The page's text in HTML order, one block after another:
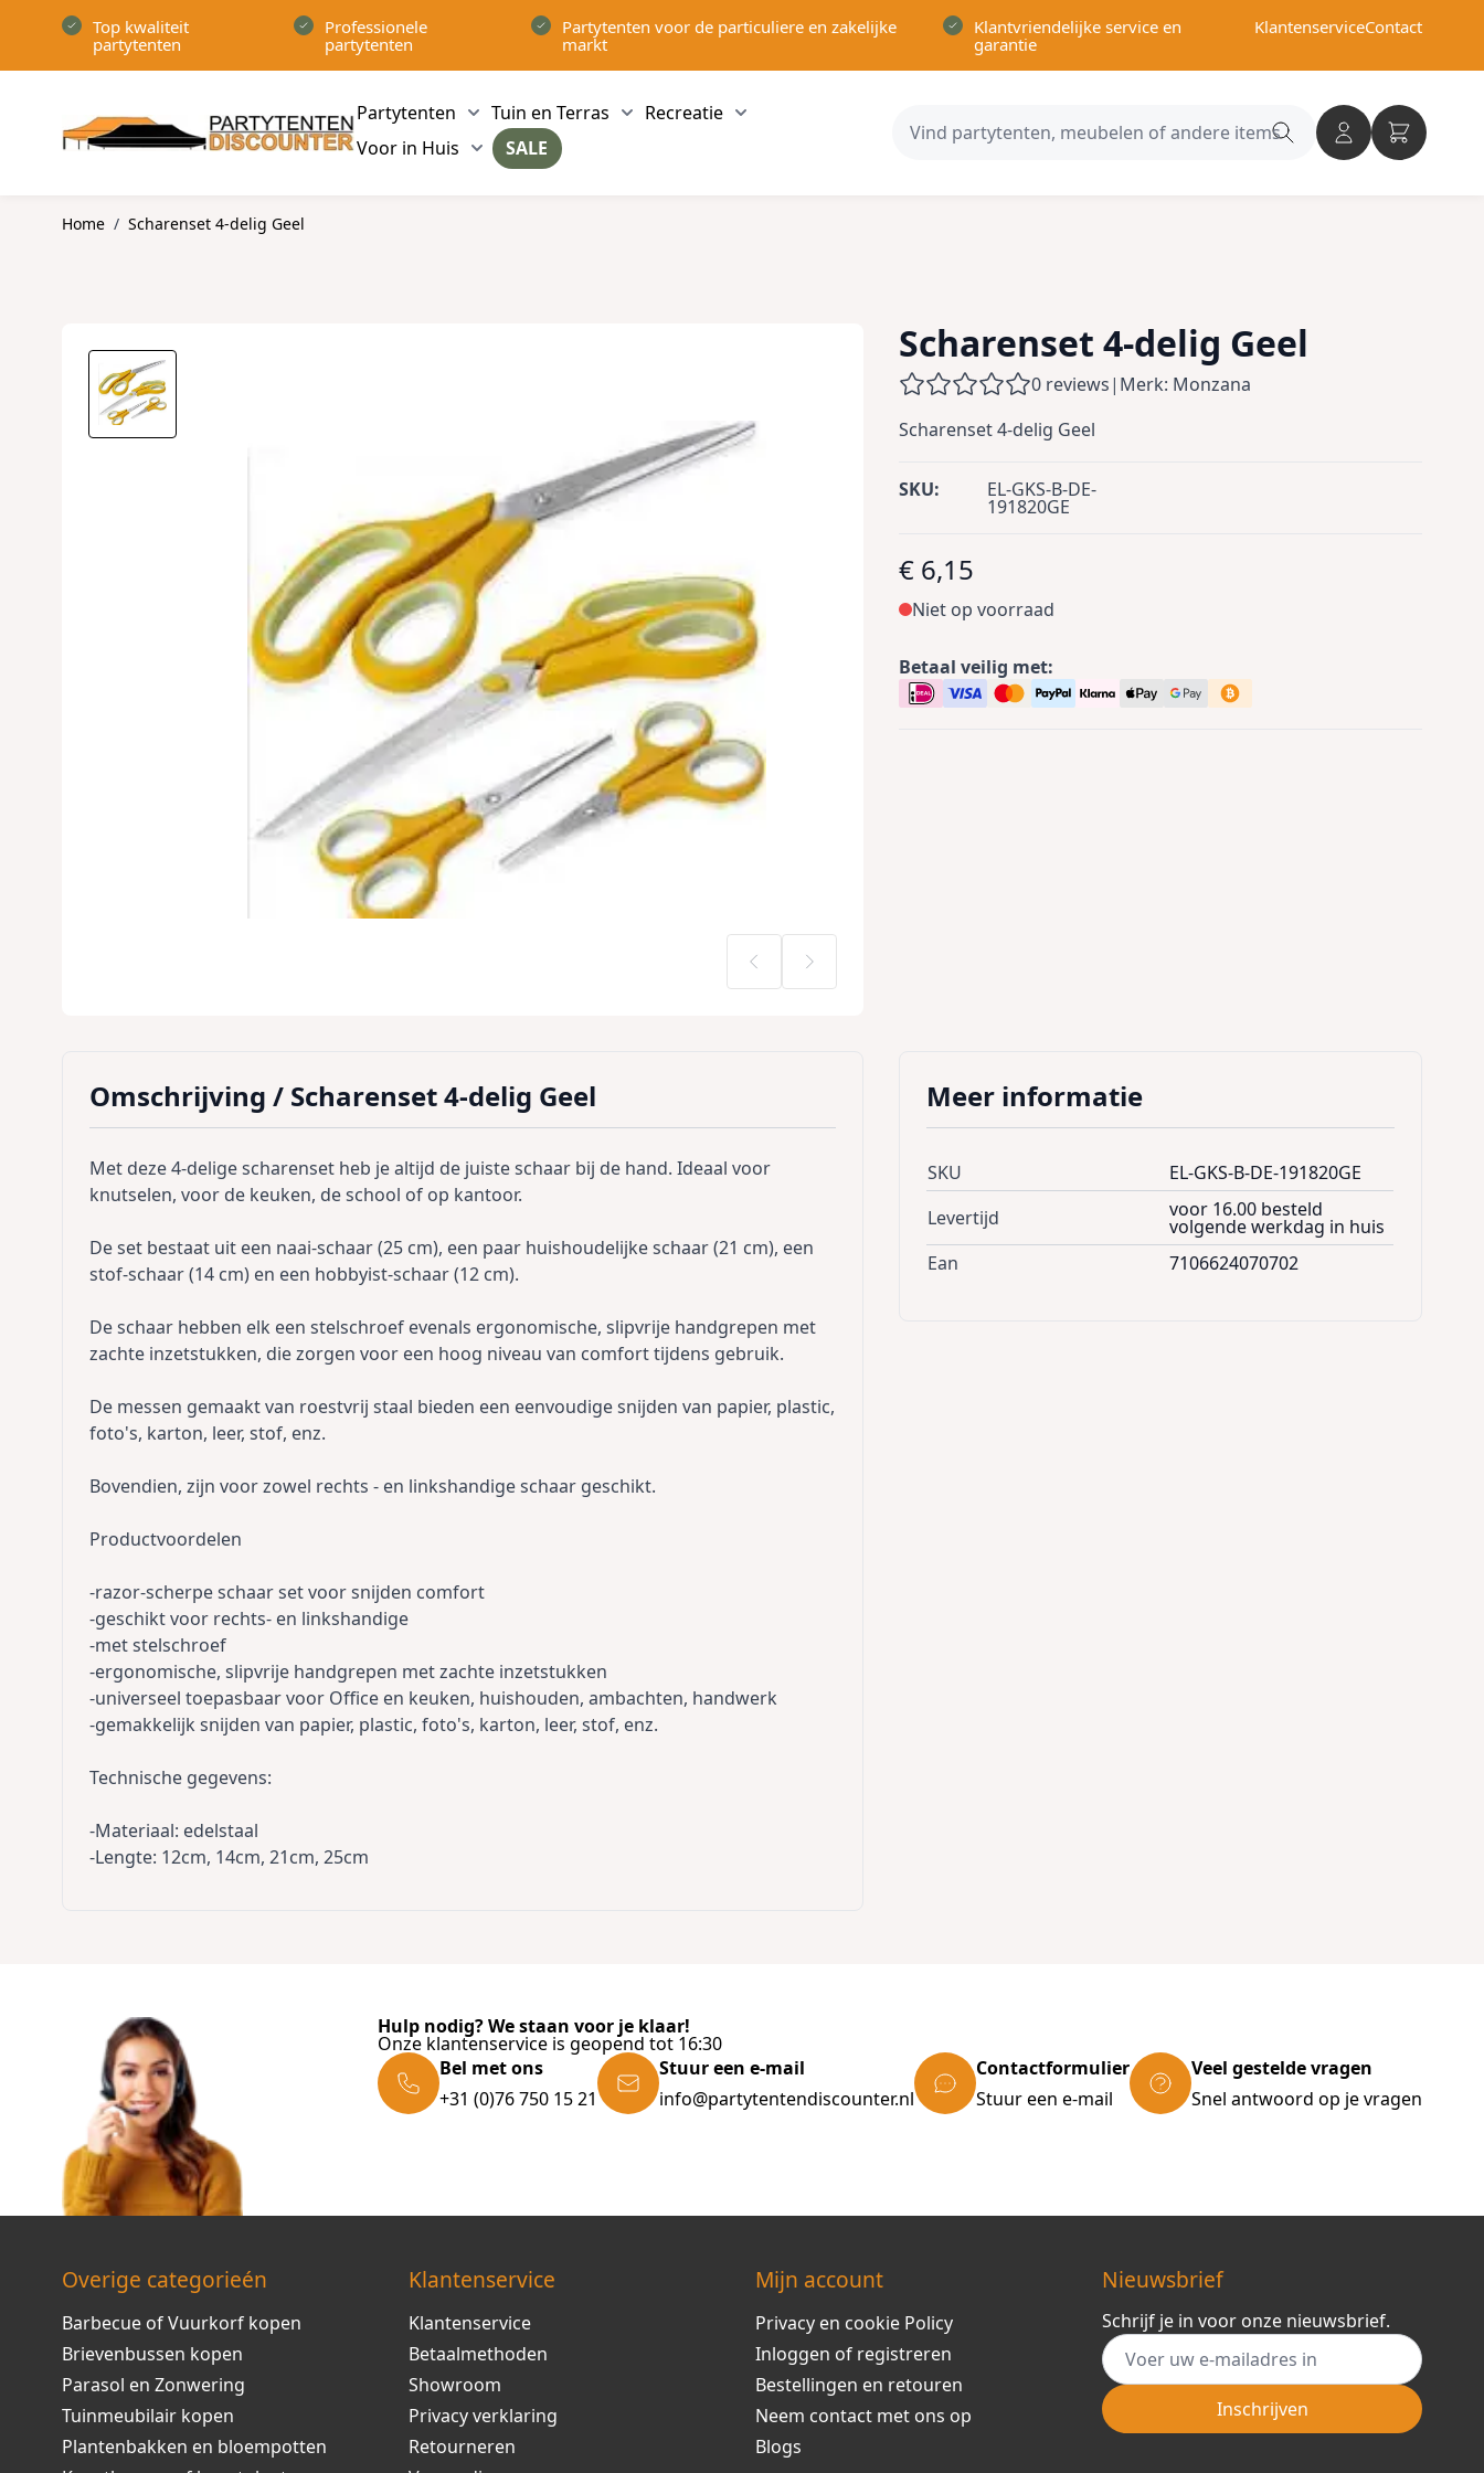
Top kwaliteit
partytenten
Professionele
partytenten
Partytenten voor de particuliere en zakelijke
markt
Klantvriendelijke service en
garantie
KlantenserviceContact
Partytenten
Show submenu for Partytenten category
Tuin en Terras
Show submenu for Tuin en Terras category
Recreatie
Show submenu for Recreatie category
Voor in Huis
Show submenu for Voor in Huis category
SALE
Search
Home / Scharenset 4-delig Geel
Scharenset 4-delig Geel
0 reviews| Merk: Monzana
Scharenset 4-delig Geel
SKU: EL-GKS-B-DE-
191820GE
€ 6,15
Niet op voorraad
Betaal veilig met:
Omschrijving / Scharenset 4-delig Geel
Met deze 4-delige scharenset heb je altijd de juiste schaar bij de hand. Ideaal voor
knutselen, voor de keuken, de school of op kantoor.
De set bestaat uit een naai-schaar (25 cm), een paar huishoudelijke schaar (21 cm), een
stof-schaar (14 cm) en een hobbyist-schaar (12 cm).
De schaar hebben elk een stelschroef evenals ergonomische, slipvrije handgrepen met
zachte inzetstukken, die zorgen voor een hoog niveau van comfort tijdens gebruik.
De messen gemaakt van roestvrij staal bieden een eenvoudige snijden van papier, plastic,
foto's, karton, leer, stof, enz.
Bovendien, zijn voor zowel rechts - en linkshandige schaar geschikt.
Productvoordelen
-razor-scherpe schaar set voor snijden comfort
-geschikt voor rechts- en linkshandige
-met stelschroef
-ergonomische, slipvrije handgrepen met zachte inzetstukken
-universeel toepasbaar voor Office en keuken, huishouden, ambachten, handwerk
-gemakkelijk snijden van papier, plastic, foto's, karton, leer, stof, enz.
Technische gegevens:
-Materiaal: edelstaal
-Lengte: 12cm, 14cm, 21cm, 25cm
Meer informatie
SKU
EL-GKS-B-DE-191820GE
Levertijd
voor 16.00 besteld
volgende werkdag in huis
Ean
7106624070702
Hulp nodig? We staan voor je klaar!
Onze klantenservice is geopend tot 16:30
Bel met ons
+31 (0)76 750 15 21
Stuur een e-mail
info@partytentendiscounter.nl
Contactformulier
Stuur een e-mail
Veel gestelde vragen
Snel antwoord op je vragen
Overige categorieén
Barbecue of Vuurkorf kopen
Brievenbussen kopen
Parasol en Zonwering
Tuinmeubilair kopen
Plantenbakken en bloempotten
Klantenservice
Klantenservice
Betaalmethoden
Showroom
Privacy verklaring
Retourneren
Mijn account
Privacy en cookie Policy
Inloggen of registreren
Bestellingen en retouren
Neem contact met ons op
Blogs
Nieuwsbrief
Schrijf je in voor onze nieuwsbrief.
E-mail adres
Inschrijven